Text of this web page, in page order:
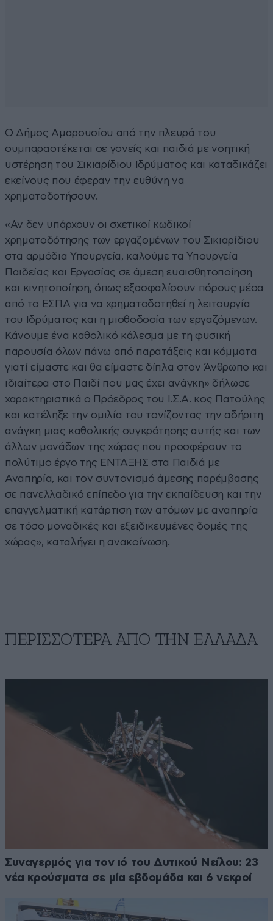
Ο Δήμος Αμαρουσίου από την πλευρά του
συμπαραστέκεται σε γονείς και παιδιά με νοητική
υστέρηση του Σικιαρίδιου Ιδρύματος και καταδικάζει
εκείνους που έφεραν την ευθύνη να
χρηματοδοτήσουν.
«Αν δεν υπάρχουν οι σχετικοί κωδικοί
χρηματοδότησης των εργαζομένων του Σικιαρίδιου
στα αρμόδια Υπουργεία, καλούμε τα Υπουργεία
Παιδείας και Εργασίας σε άμεση ευαισθητοποίηση
και κινητοποίηση, όπως εξασφαλίσουν πόρους μέσα
από το ΕΣΠΑ για να χρηματοδοτηθεί η λειτουργία
του Ιδρύματος και η μισθοδοσία των εργαζόμενων.
Κάνουμε ένα καθολικό κάλεσμα με τη φυσική
παρουσία όλων πάνω από παρατάξεις και κόμματα
γιατί είμαστε και θα είμαστε δίπλα στον Άνθρωπο και
ιδιαίτερα στο Παιδί που μας έχει ανάγκη» δήλωσε
χαρακτηριστικά ο Πρόεδρος του Ι.Σ.Α. κος Πατούλης
και κατέληξε την ομιλία του τονίζοντας την αδήριτη
ανάγκη μιας καθολικής συγκρότησης αυτής και των
άλλων μονάδων της χώρας που προσφέρουν το
πολύτιμο έργο της ΕΝΤΑΞΗΣ στα Παιδιά με
Αναπηρία, και τον συντονισμό άμεσης παρέμβασης
σε πανελλαδικό επίπεδο για την εκπαίδευση και την
επαγγελματική κατάρτιση των ατόμων με αναπηρία
σε τόσο μοναδικές και εξειδικευμένες δομές της
χώρας», καταλήγει η ανακοίνωση.
ΠΕΡΙΣΣΟΤΕΡΑ ΑΠΟ ΤΗΝ ΕΛΛΑΔΑ
Συναγερμός για τον ιό του Δυτικού Νείλου: 23
νέα κρούσματα σε μία εβδομάδα και 6 νεκροί